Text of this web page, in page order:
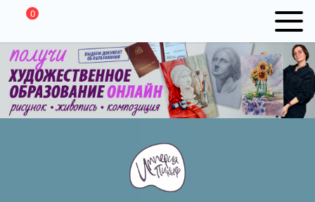
0